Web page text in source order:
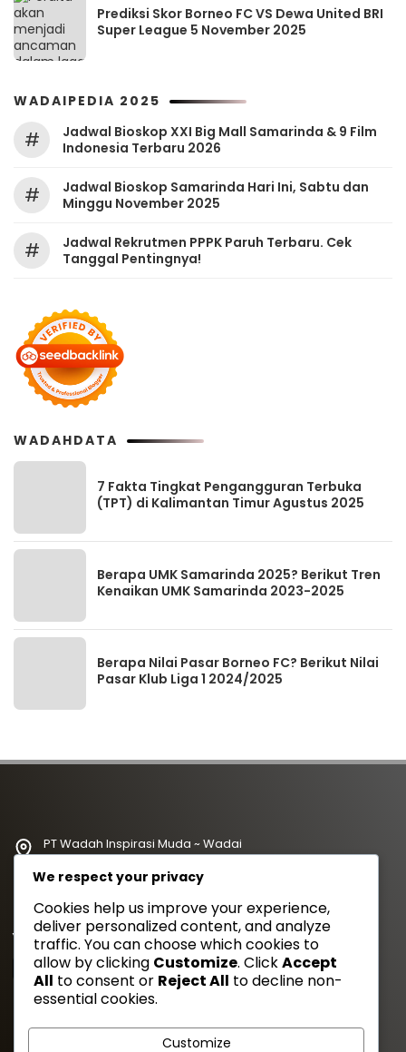
Prediksi Skor Borneo FC VS Dewa United BRI
Super League 5 November 2025
WADAIPEDIA 2025
#
Jadwal Bioskop XXI Big Mall Samarinda & 9 Film
Indonesia Terbaru 2026
#
Jadwal Bioskop Samarinda Hari Ini, Sabtu dan
Minggu November 2025
#
Jadwal Rekrutmen PPPK Paruh Terbaru. Cek
Tanggal Pentingnya!
WADAHDATA
7 Fakta Tingkat Pengangguran Terbuka
(TPT) di Kalimantan Timur Agustus 2025
Berapa UMK Samarinda 2025? Berikut Tren
Kenaikan UMK Samarinda 2023-2025
Berapa Nilai Pasar Borneo FC? Berikut Nilai
Pasar Klub Liga 1 2024/2025
PT Wadah Inspirasi Muda ~ Wadai
redaksi@wadahkata.id
Yuk Follow Kami
Gaya Etam Bersuara
We respect your privacy
Cookies help us improve your experience,
deliver personalized content, and analyze
traffic. You can choose which cookies to
allow by clicking Customize. ClickAccept
All to consent or Reject All to decline non-
essential cookies.
Customize